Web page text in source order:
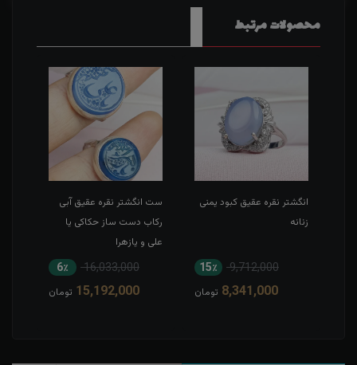
محصولات مرتبط
انگشتر نقره عقیق کبود یمنی
زنانه
9,712,000 15٪
8,341,000 تومان
ست انگشتر نقره عقیق آبی
رکاب دست ساز حکاکی یا
علی و یازهرا
16,033,000 6٪
15,192,000 تومان